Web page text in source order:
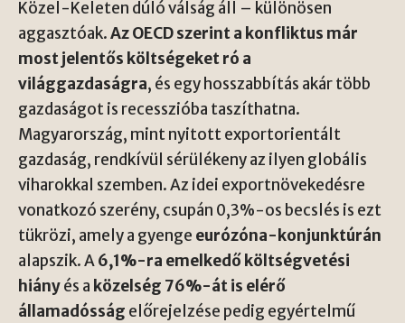
Közel-Keleten dúló válság áll – különösen
aggasztóak.Az OECD szerint a konfliktus már
most jelentős költségeket ró a
világgazdaságra, és egy hosszabbítás akár több
gazdaságot is recesszióba taszíthatna.
Magyarország, mint nyitott exportorientált
gazdaság, rendkívül sérülékeny az ilyen globális
viharokkal szemben. Az idei exportnövekedésre
vonatkozó szerény, csupán 0,3%-os becslés is ezt
tükrözi, amely a gyenge eurózóna-konjunktúrán
alapszik. A6,1%-ra emelkedő költségvetési
hiányés a közelség 76%-át is elérő
államadósság előrejelzése pedig egyértelmű